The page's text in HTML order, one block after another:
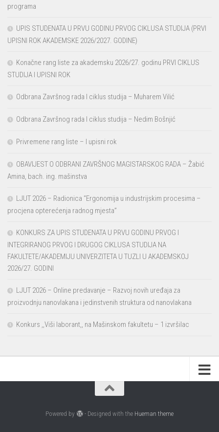
programa
UPIS STUDENATA U PRVU GODINU PRVOG CIKLUSA STUDIJA (PRVI
UPISNI ROK AKADEMSKE 2026/2027. GODINE)
Konačne rang liste za akademsku 2026/27. godinu PRVI CIKLUS
STUDIJA I UPISNI ROK
Odbrana Završnog rada I ciklus studija – Muharem Vilić
Odbrana Završnog rada I ciklus studija – Nedim Bošnjić
Privremene rang liste – I upisni rok
OBAVIJEST O ODBRANI ZAVRŠNOG MAGISTARSKOG RADA – Žabić
Amina, bach. ing. mašinstva
LJUT 2026 – Radionica “Ergonomija u industrijskim procesima –
procjena opterećenja radnog mjesta”
KONKURS ZA UPIS STUDENATA U PRVU GODINU PRVOG I
INTEGRIRANOG PRVOG I DRUGOG CIKLUSA STUDIJA NA
FAKULTETE/AKADEMIJU UNIVERZITETA U TUZLI U AKADEMSKOJ
2026/27. GODINI
LJUT 2026 – Online predavanje – Razvoj novih uređaja za
proizvodnju nanovlakana i jedinstvenih struktura od nanovlakana
Konkurs ,,Viši laborant,, na Mašinskom fakultetu – 1 izvršilac
Powered by - Designed with the Hueman theme